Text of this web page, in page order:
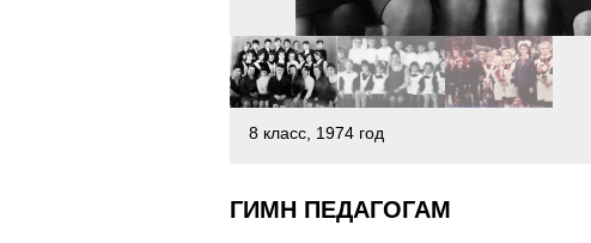
8 класс, 1974 год
ГИМН ПЕДАГОГАМ